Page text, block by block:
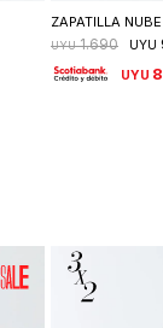
ZAPATILLA NUBE
UYU 1.690 UYU
UYU